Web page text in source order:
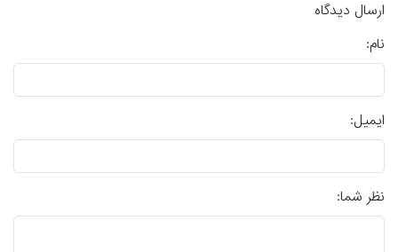
ارسال دیدگاه
نام:
ایمیل:
نظر شما: